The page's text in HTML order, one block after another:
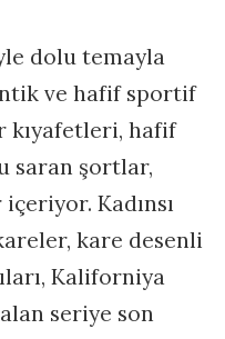
dolu temayla
ve hafif sportif
kıyafetleri, hafif
saran şortlar,
Kadınsı
kare desenli
Kaliforniya
seriye son